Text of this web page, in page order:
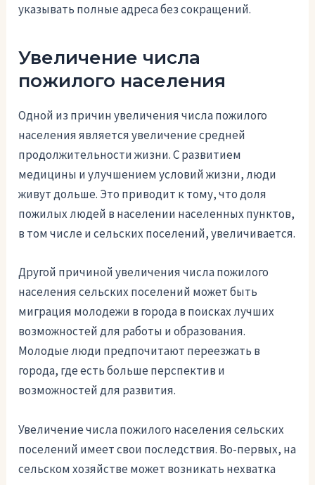
указывать полные адреса без сокращений.
Увеличение числа
пожилого населения
Одной из причин увеличения числа пожилого
населения является увеличение средней
продолжительности жизни. С развитием
медицины и улучшением условий жизни, люди
живут дольше. Это приводит к тому, что доля
пожилых людей в населении населенных пунктов,
в том числе и сельских поселений, увеличивается.
Другой причиной увеличения числа пожилого
населения сельских поселений может быть
миграция молодежи в города в поисках лучших
возможностей для работы и образования.
Молодые люди предпочитают переезжать в
города, где есть больше перспектив и
возможностей для развития.
Увеличение числа пожилого населения сельских
поселений имеет свои последствия. Во-первых, на
сельском хозяйстве может возникать нехватка